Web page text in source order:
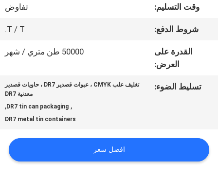
المعمل
رقابة
أخبار
وقت التسليم: تفاوض
شروط الدفع: T / T.
القدرة على
العرض:
50000 طن متري / شهر
تسليط الضوء:
تغليف علب CMYK ، عبوات قصدير DR7 ، حاويات قصدير
معدنية DR7
,
DR7 tin can packaging
,
DR7 metal tin containers
افضل سعر